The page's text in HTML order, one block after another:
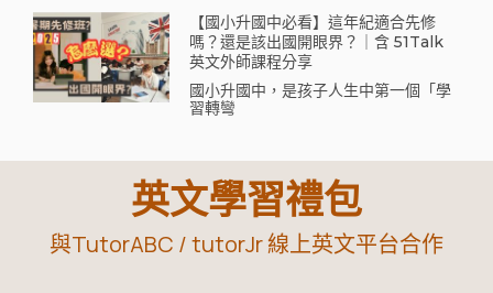
【國小升國中必看】這年紀適合先修
嗎？還是該出國開眼界？｜含 51Talk
英文外師課程分享
國小升國中，是孩子人生中第一個「學
習轉彎
英文學習禮包
與TutorABC / tutorJr 線上英文平台合作